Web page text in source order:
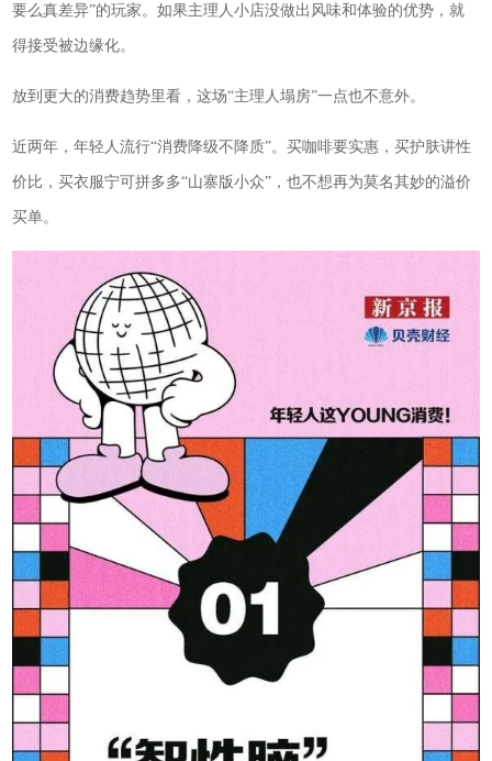
要么真差异”的玩家。如果主理人小店没做出风味和体验的优势，就
得接受被边缘化。
放到更大的消费趋势里看，这场“主理人塌房”一点也不意外。
近两年，年轻人流行“消费降级不降质”。买咖啡要实惠，买护肤讲性
价比，买衣服宁可拼多多“山寨版小众”，也不想再为莫名其妙的溢价
买单。